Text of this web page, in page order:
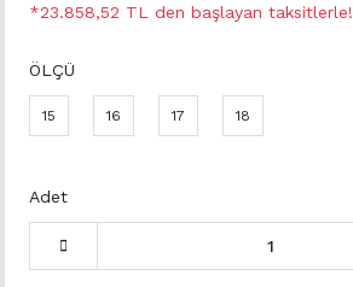
*23.858,52 TL den başlayan taksitlerle!
ÖLÇÜ
15 16 17 18
Adet